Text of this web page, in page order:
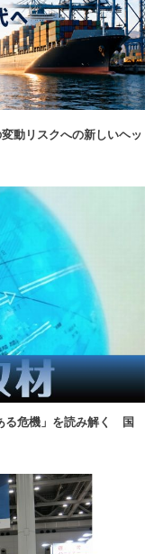
動リスクへの新しいヘッ
る危機」を読み解く 国